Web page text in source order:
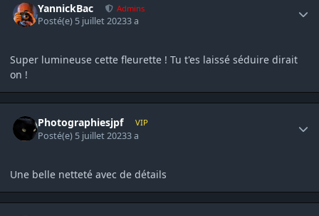
YannickBac Admins
Posté(e) 5 juillet 20233 a
Super lumineuse cette fleurette ! Tu t'es laissé séduire dirait
on !
Photographiesjpf VIP
Posté(e) 5 juillet 20233 a
Une belle netteté avec de détails